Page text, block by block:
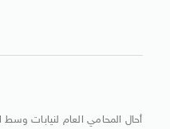
أحال المحامي العام لنيابات وسط